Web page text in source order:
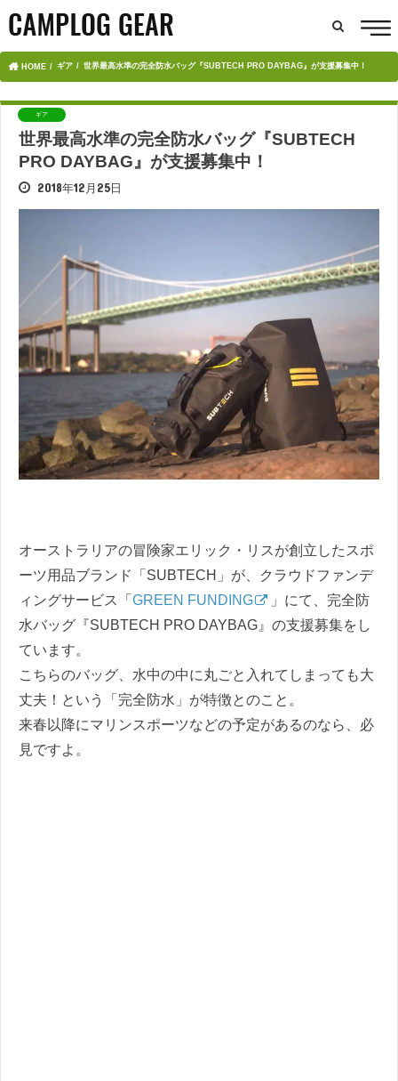
HOME ギア 世界最高水準の完全防水バッグ『SUBTECH PRO DAYBAG』が支援募集中！
ギア
世界最高水準の完全防水バッグ『SUBTECH
PRO DAYBAG』が支援募集中！
2018年12月25日
オーストラリアの冒険家エリック・リスが創立したスポ
ーツ用品ブランド「SUBTECH」が、クラウドファンデ
ィングサービス「 GREEN FUNDING
」にて、完全防
水バッグ『SUBTECH PRO DAYBAG』の支援募集をし
ています。
こちらのバッグ、水中の中に丸ごと入れてしまっても大
丈夫！という「完全防水」が特徴とのこと。
来春以降にマリンスポーツなどの予定があるのなら、必
見ですよ。